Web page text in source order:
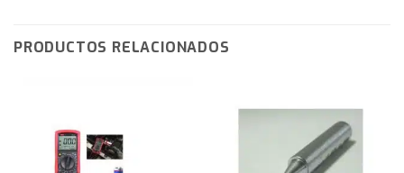
PRODUCTOS RELACIONADOS